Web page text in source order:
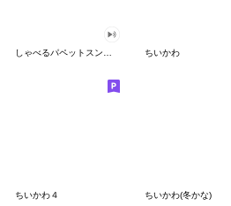
ちいかわ
ちいかわ４ ちいかわ(冬かな)